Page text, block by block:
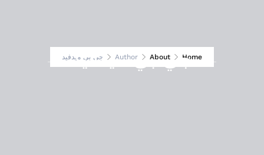
Home
About
Author جي بي ميدفيد
جي بي ميدفيد